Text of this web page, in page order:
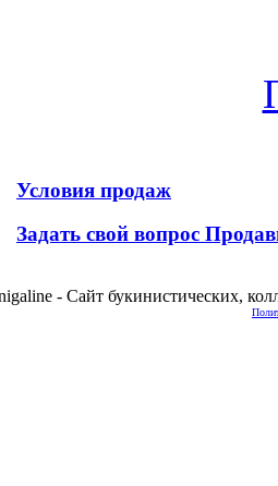
Условия продаж
Задать свой вопрос
- Сайт букинистических,